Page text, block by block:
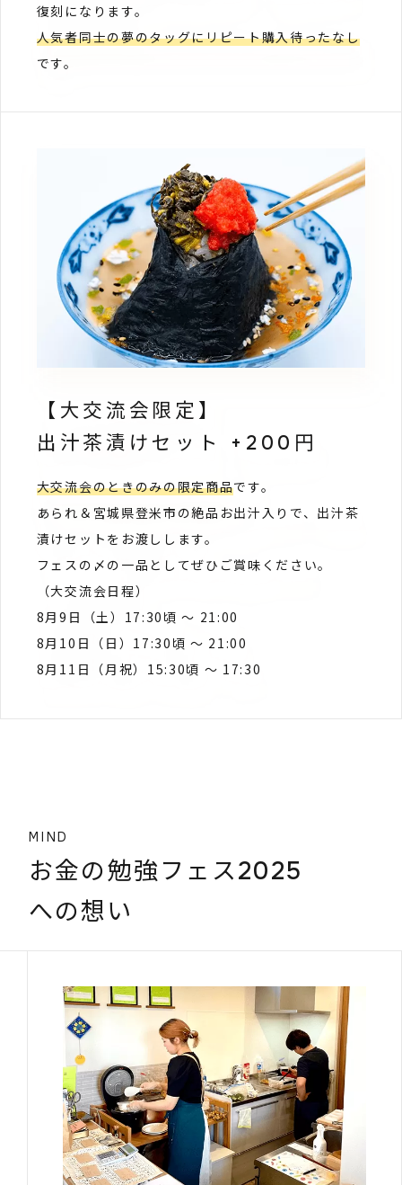
復刻になります。
人気者同士の夢のタッグにリピート購入待ったなし
です。
【大交流会限定】
出汁茶漬けセット +200円
大交流会のときのみの限定商品です。
あられ＆宮城県登米市の絶品お出汁入りで、出汁茶
漬けセットをお渡しします。
フェスの〆の一品としてぜひご賞味ください。
（大交流会日程）
8月9日（土）17:30頃 〜 21:00
8月10日（日）17:30頃 〜 21:00
8月11日（月祝）15:30頃 〜 17:30
MIND
お金の勉強フェス2025
への想い